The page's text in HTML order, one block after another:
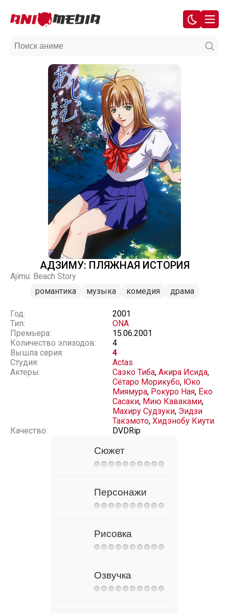
АДЗИМУ: ПЛЯЖНАЯ ИСТОРИЯ
Ajimu: Beach Story
романтика
музыка комедия драма
Год:
2001
Тип:
ONA
Премьера:
15.06.2001
Количество эпизодов:
4
Вышла серия:
4
Студия:
Actas
Актеры:
Саэко Тиба, Акира Исида,
Сётаро Морикубо, Юко
Миямура, Рокуро Ная, Ёко
Сасаки, Мию Каваками,
Махиру Судзуки, Эидзи
Такэмото, Хидэнобу Киути
Качество:
DVDRip
Сюжет
Персонажи
Рисовка
Озвучка